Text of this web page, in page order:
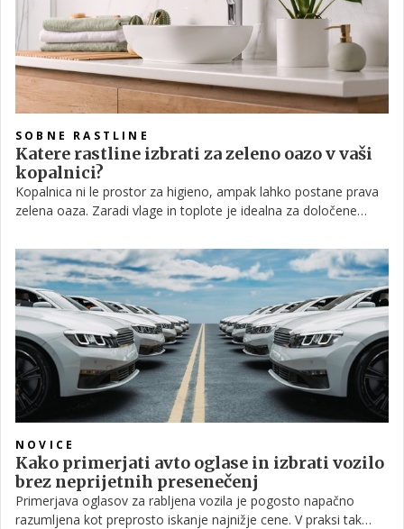
SOBNE RASTLINE
Katere rastline izbrati za zeleno oazo v vaši
kopalnici?
Kopalnica ni le prostor za higieno, ampak lahko postane prava
zelena oaza. Zaradi vlage in toplote je idealna za določene
NOVICE
Kako primerjati avto oglase in izbrati vozilo
brez neprijetnih presenečenj
Primerjava oglasov za rabljena vozila je pogosto napačno
razumljena kot preprosto iskanje najnižje cene. V praksi tak